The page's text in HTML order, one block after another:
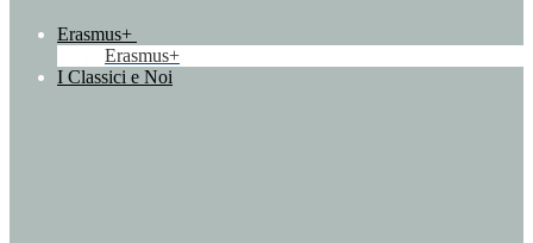
Erasmus+
Erasmus+
I Classici e Noi